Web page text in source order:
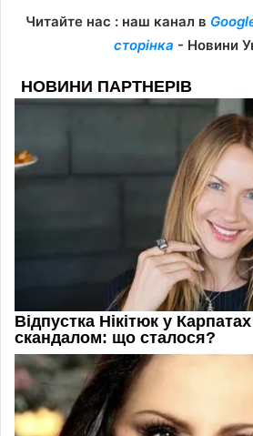
Читайте нас : наш канал в
сторінка - Новини